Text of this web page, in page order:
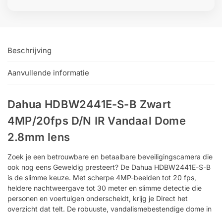
Beschrijving
Aanvullende informatie
Dahua HDBW2441E-S-B Zwart
4MP/20fps D/N IR Vandaal Dome
2.8mm lens
Zoek je een betrouwbare en betaalbare beveiligingscamera die
ook nog eens Geweldig presteert? De Dahua HDBW2441E-S-B
is de slimme keuze. Met scherpe 4MP-beelden tot 20 fps,
heldere nachtweergave tot 30 meter en slimme detectie die
personen en voertuigen onderscheidt, krijg je Direct het
overzicht dat telt. De robuuste, vandalismebestendige dome in